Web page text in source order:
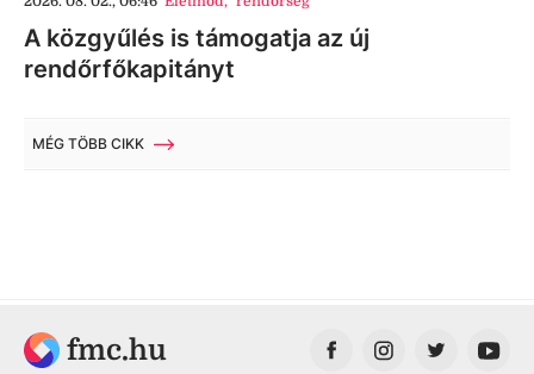
A közgyűlés is támogatja az új
rendőrfőkapitányt
MÉG TÖBB CIKK
fmc.hu